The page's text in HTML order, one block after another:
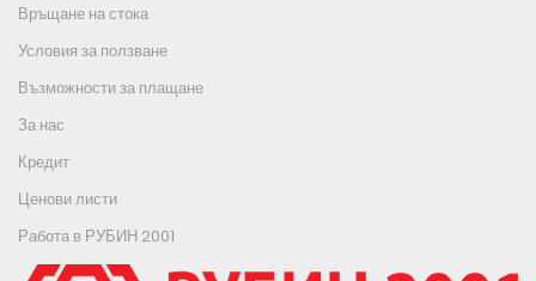
Връщане на стока
Условия за ползване
Възможности за плащане
За нас
Кредит
Ценови листи
Работа в РУБИН 2001